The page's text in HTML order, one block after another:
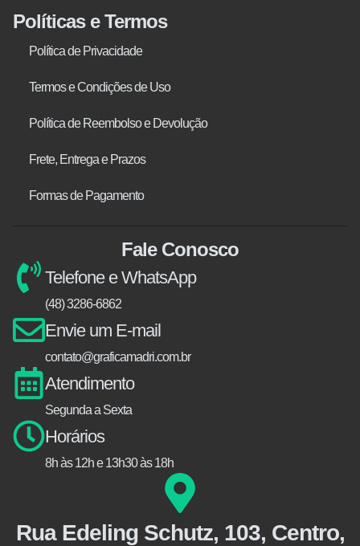
Políticas e Termos
Política de Privacidade
Termos e Condições de Uso
Política de Reembolso e Devolução
Frete, Entrega e Prazos
Formas de Pagamento
Fale Conosco
Telefone e WhatsApp
(48) 3286-6862
Envie um E-mail
contato@graficamadri.com.br
Atendimento
Segunda a Sexta
Horários
8h às 12h e 13h30 às 18h
Rua Edeling Schutz, 103, Centro,